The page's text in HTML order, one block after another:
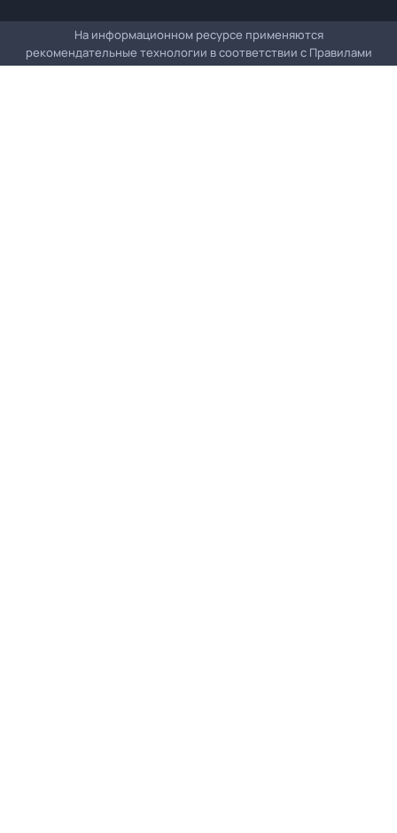
На информационном ресурсе применяются
рекомендательные технологии в соответствии с Правилами